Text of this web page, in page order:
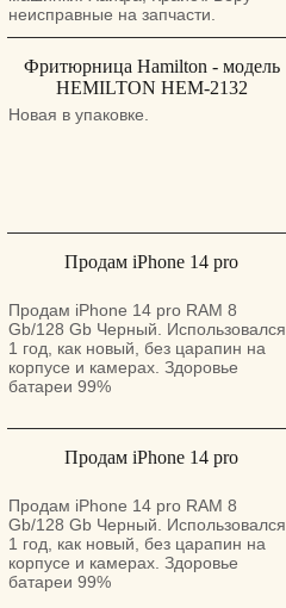
шабат.
неисправные на запчасти.
Фритюрница Hamilton - модель
HEMILTON HEM-2132
Новая в упаковке.
Продам iPhone 14 pro
Продам iPhone 14 pro RAM 8
Gb/128 Gb Черный. Использовался
1 год, как новый, без царапин на
корпусе и камерах. Здоровье
батареи 99%
Продам iPhone 14 pro
Продам iPhone 14 pro RAM 8
Gb/128 Gb Черный. Использовался
1 год, как новый, без царапин на
корпусе и камерах. Здоровье
батареи 99%